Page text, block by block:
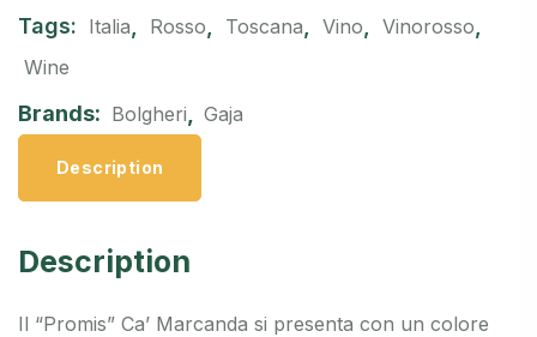
Tags: Italia Rosso Toscana Vino Vinorosso
Wine
Brands: Bolgheri Gaja
Description
Description
Il “Promis” Ca’ Marcanda si presenta con un colore